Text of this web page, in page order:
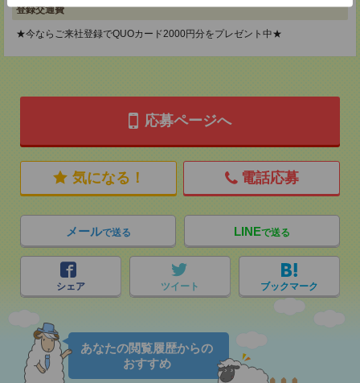
登録交通費
★今ならご来社登録でQUOカード2000円分をプレゼント中★
応募ページへ
気になる！ 電話応募
メールで送る LINEで送る
シェア ツイート ブックマーク
あなたの閲覧履歴からの
おすすめ